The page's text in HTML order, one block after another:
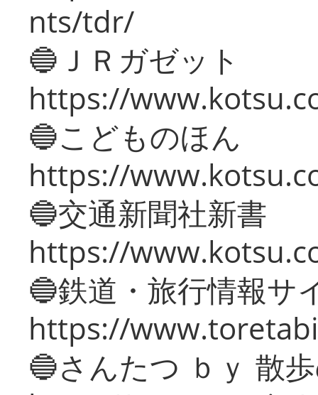
nts/tdr/
🔵ＪＲガゼット
https://
🔵こどものほん
https://
🔵交通新聞社新書
https://
🔵鉄道・旅行情報サ
https://
🔵さんたつ ｂｙ 散